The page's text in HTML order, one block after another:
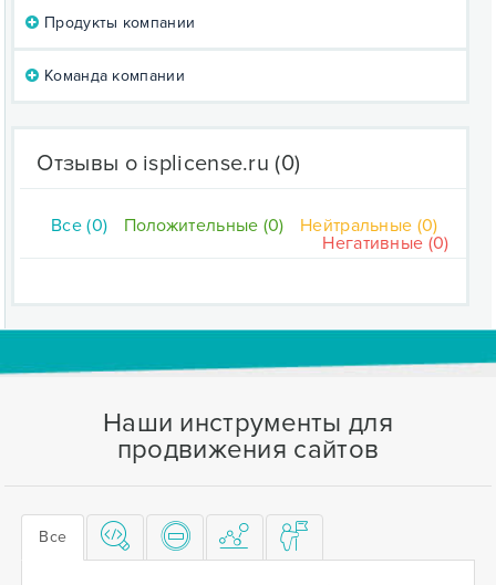
Продукты компании
Команда компании
Отзывы о isplicense.ru (0)
Все (0) Положительные (0)
Нейтральные (0)
Негативные (0)
Наши инструменты для
продвижения сайтов
Все